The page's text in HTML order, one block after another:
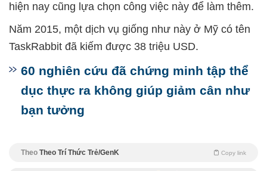
hiện nay cũng lựa chọn công việc này để làm thêm.
Năm 2015, một dịch vụ giống như này ở Mỹ có tên
TaskRabbit đã kiếm được 38 triệu USD.
60 nghiên cứu đã chứng minh tập thể
dục thực ra không giúp giảm cân như
bạn tưởng
Theo Theo Trí Thức Trẻ/GenK Copy link